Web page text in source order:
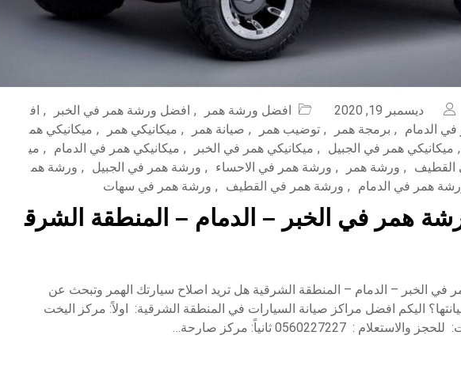
ديسمبر 19, 2020 افضل ورشة همر , افضل ورشة همر في الخبر , اف
الدمام
, برمجة همر , توضيب همر , صيانة همر , ميكانيكي همر , ميكانيكي هم
, ميكانيكي همر في الجبيل , ميكانيكي همر في الخبر , ميكانيكي همر في الدمام , مي
القطيف
, ورشة همر , ورشة همر في الاحساء , ورشة همر في الجبيل , ورشة هم
همر في الدمام , ورشة همر في القطيف , ورشة همر في سهات
همر في الخبر – الدمام – المنطقة الشرق
الخبر – الدمام – المنطقة الشرقية هل تريد اصلاح سيارتك الهمر وتبحث عن
اليكم افضل مراكز صيانة السيارات في المنطقة الشرقية: اولاً: مركز اليخت
: 0560227227 ثانياً: مركز صارحة…